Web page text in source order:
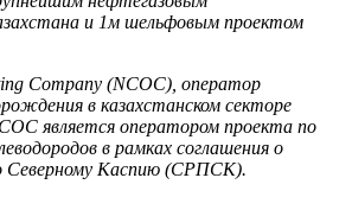
и 1м шельфовым проектом
Company (NCOC), оператор
в казахстанском секторе
является оператором проекта по
в рамках соглашения о
Северному Каспию (СРПСК).